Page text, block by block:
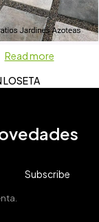
Read more
LOSETA
Subscribe